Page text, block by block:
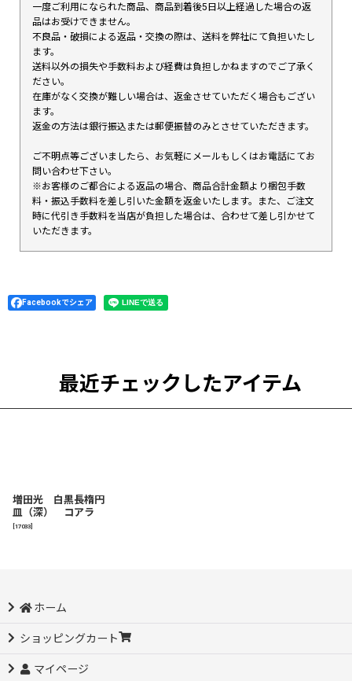
一度ご利用になられた商品、商品到着後5日以上経過した場合の返
品はお受けできません。
不良品・破損による返品・交換の際は、送料を弊社にて負担いたし
ます。
送料以外の損失や手数料および経費は負担しかねますのでご了承く
ださい。
在庫がなく交換が難しい場合は、返金させていただく場合もござい
ます。
返金の方法は銀行振込または郵便振替のみとさせていただきます。
ご不明点等ございましたら、お気軽にメールもしくはお電話にてお
問い合わせ下さい。
※お客様のご都合による返品の場合、商品合計金額より梱包手数
料・振込手数料を差し引いた金額を返金いたします。また、ご注文
時に代引き手数料を当店が負担した場合は、合わせて差し引かせて
いただきます。
Facebookでシェア
最近チェックしたアイテム
増田光 白黒長楕円
皿（深） コアラ
17033
ホーム
ショッピングカート
マイページ